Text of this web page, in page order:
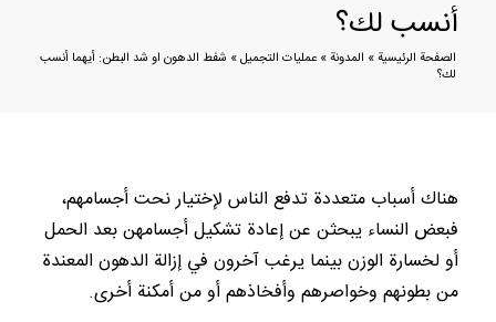
أنسب لك؟
الصفحة الرئيسية» المدونة» عمليات التجميل» شفط الدهون او شد البطن: أيهما أنسب
لك؟
هناك أسباب متعددة تدفع الناس لإختيار نحت أجسامهم،
فبعض النساء يبحثن عن إعادة تشكيل أجسامهن بعد الحمل
أو لخسارة الوزن بينما يرغب آخرون في إزالة الدهون المعندة
من بطونهم وخواصرهم وأفخاذهم أو من أمكنة أخرى.